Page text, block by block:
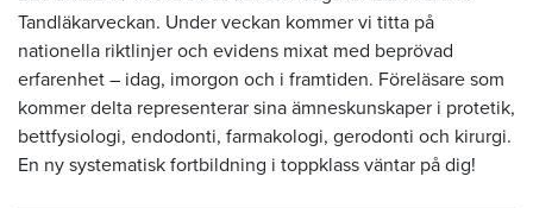
Tandläkarveckan. Under veckan kommer vi titta på
nationella riktlinjer och evidens mixat med beprövad
erfarenhet – idag, imorgon och i framtiden. Föreläsare som
kommer delta representerar sina ämneskunskaper i protetik,
bettfysiologi, endodonti, farmakologi, gerodonti och kirurgi.
En ny systematisk fortbildning i toppklass väntar på dig!